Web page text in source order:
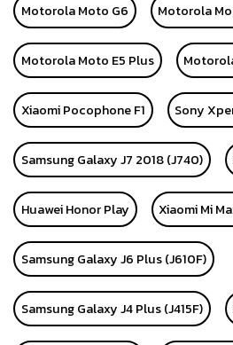
Motorola Moto G6 Motorola
Motorola Moto E5 Plus
Xiaomi Pocophone F1 Sony
Samsung Galaxy J7 2018 (J740)
Huawei Honor Play Xiaomi Mi
Samsung Galaxy J6 Plus (J610F)
Samsung Galaxy J4 Plus (J415F)